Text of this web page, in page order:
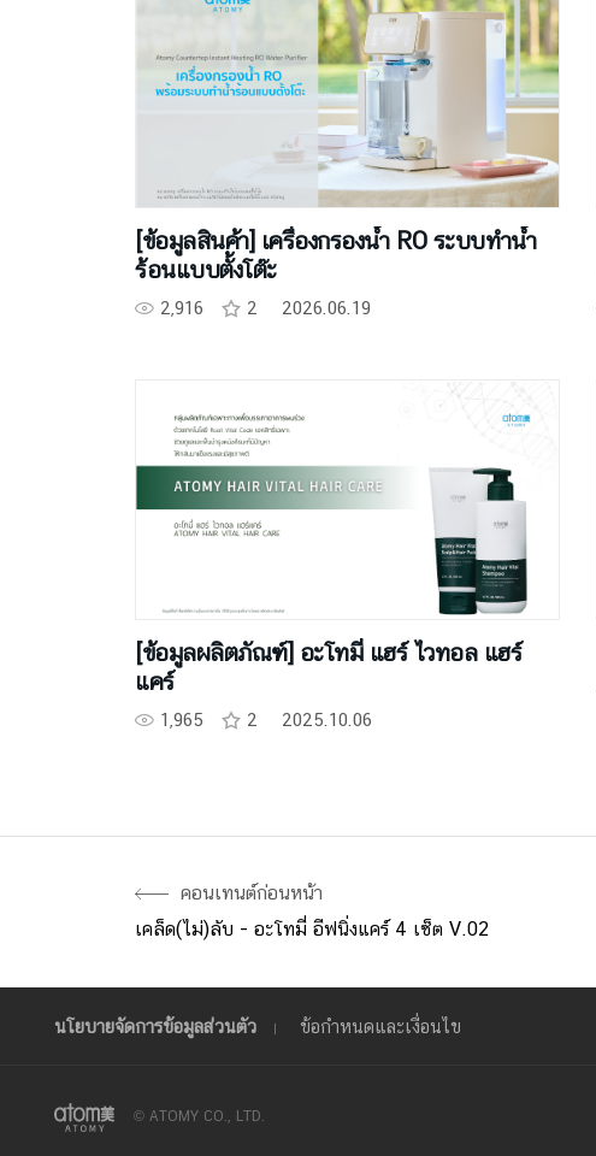
[ข้อมูลสินค้า] เครื่องกรองน้ำ RO ระบบทำน้ำ
ร้อนแบบตั้งโต๊ะ
2,916 2 2026.06.19
[ข้อมูลผลิตภัณฑ์] อะโทมี่ แฮร์ ไวทอล แฮร์
แคร์
1,965 2 2025.10.06
คอนเทนต์ก่อนหน้า
เคล็ด(ไม่)ลับ - อะโทมี่ อีฟนิ่งแคร์ 4 เซ็ต V.02
นโยบายจัดการข้อมูลส่วนตัว ข้อกำหนดและเงื่อนไข
© ATOMY CO., LTD.